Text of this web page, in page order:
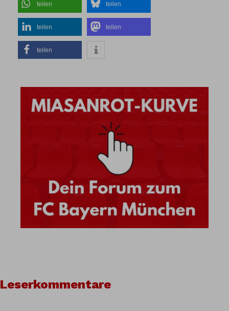
teilen teilen
teilen teilen
teilen
Leserkommentare